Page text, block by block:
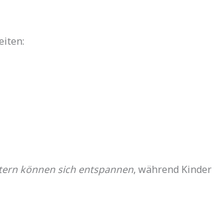
können sich entspannen, während Kinder